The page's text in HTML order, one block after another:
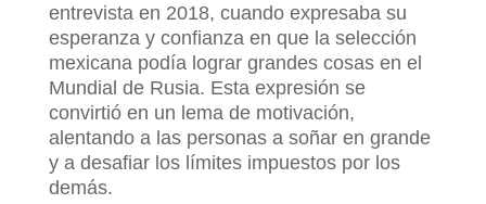
entrevista en 2018, cuando expresaba su
esperanza y confianza en que la selección
mexicana podía lograr grandes cosas en el
Mundial de Rusia. Esta expresión se
convirtió en un lema de motivación,
alentando a las personas a soñar en grande
y a desafiar los límites impuestos por los
demás.